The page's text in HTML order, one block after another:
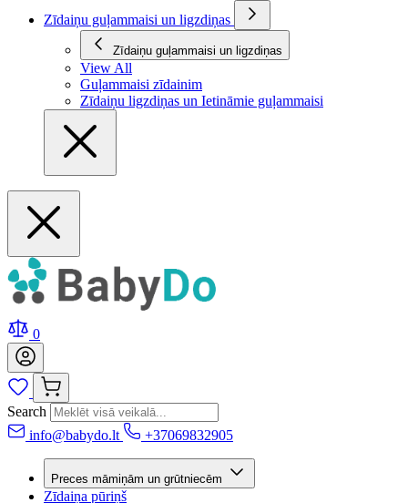
Zīdaiņu guļammaisi un ligzdiņas
Zīdaiņu guļammaisi un ligzdiņas
View All
Guļammaisi zīdainim
Zīdaiņu ligzdiņas un Ietināmie guļammaisi
0
Search
info@babydo.lt
+37069832905
Preces māmiņām un grūtniecēm
Zīdaiņa pūriņš